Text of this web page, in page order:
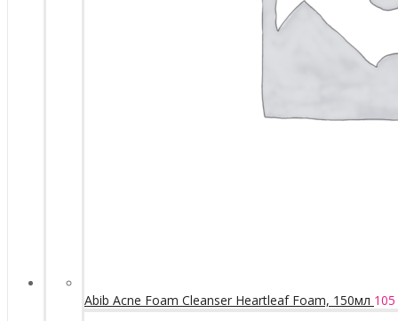
Abib Acne Foam Cleanser Heartleaf Foam, 150мл